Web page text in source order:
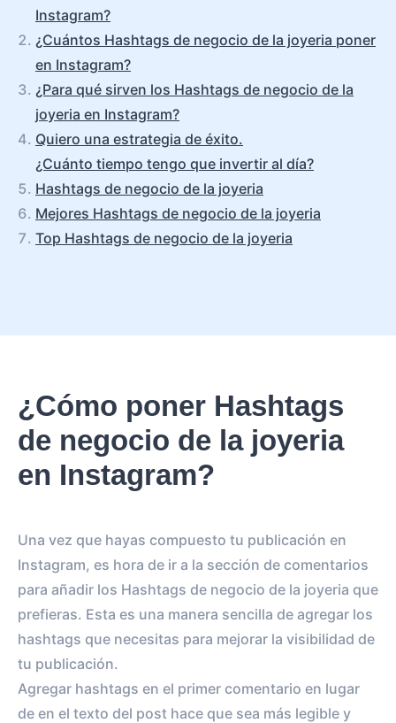
Instagram?
¿Cuántos Hashtags de negocio de la joyeria poner
en Instagram?
¿Para qué sirven los Hashtags de negocio de la
joyeria en Instagram?
Quiero una estrategia de éxito.
¿Cuánto tiempo tengo que invertir al día?
Hashtags de negocio de la joyeria
Mejores Hashtags de negocio de la joyeria
Top Hashtags de negocio de la joyeria
¿Cómo poner Hashtags
de negocio de la joyeria
en Instagram?
Una vez que hayas compuesto tu publicación en
Instagram, es hora de ir a la sección de comentarios
para añadir los Hashtags de negocio de la joyeria que
prefieras. Esta es una manera sencilla de agregar los
hashtags que necesitas para mejorar la visibilidad de
tu publicación.
Agregar hashtags en el primer comentario en lugar
de en el texto del post hace que sea más legible y